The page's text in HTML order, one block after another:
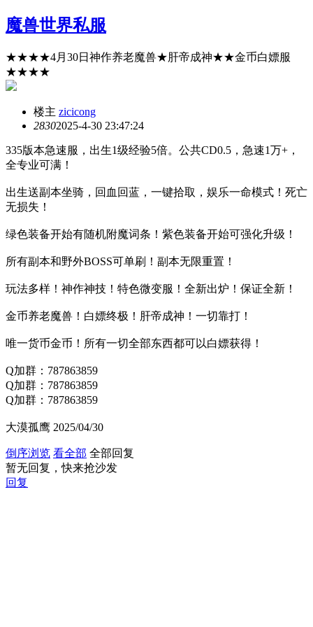
魔兽世界私服
★★★★4月30日神作养老魔兽★肝帝成神★★金币白嫖服
★★★★
楼主 zicicong
28302025-4-30 23:47:24
335版本急速服，出生1级经验5倍。公共CD0.5，急速1万+，
全专业可满！
出生送副本坐骑，回血回蓝，一键拾取，娱乐一命模式！死亡
无损失！
绿色装备开始有随机附魔词条！紫色装备开始可强化升级！
所有副本和野外BOSS可单刷！副本无限重置！
玩法多样！神作神技！特色微变服！全新出炉！保证全新！
金币养老魔兽！白嫖终极！肝帝成神！一切靠打！
唯一货币金币！所有一切全部东西都可以白嫖获得！
Q加群：787863859
Q加群：787863859
Q加群：787863859
大漠孤鹰 2025/04/30
倒序浏览 看全部 全部回复
暂无回复，快来抢沙发
回复